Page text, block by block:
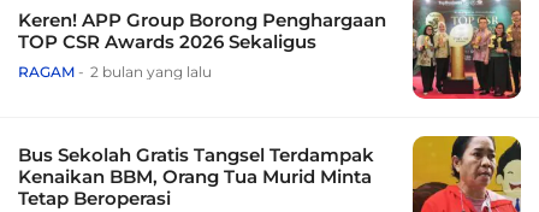
Keren! APP Group Borong Penghargaan
TOP CSR Awards 2026 Sekaligus
RAGAM 2 bulan yang lalu
Bus Sekolah Gratis Tangsel Terdampak
Kenaikan BBM, Orang Tua Murid Minta
Tetap Beroperasi